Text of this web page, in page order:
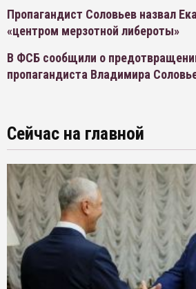
Пропагандист Соловьев назвал
«центром мерзотной либероты»
В ФСБ сообщили о
пропагандиста Владимира
Сейчас на главной